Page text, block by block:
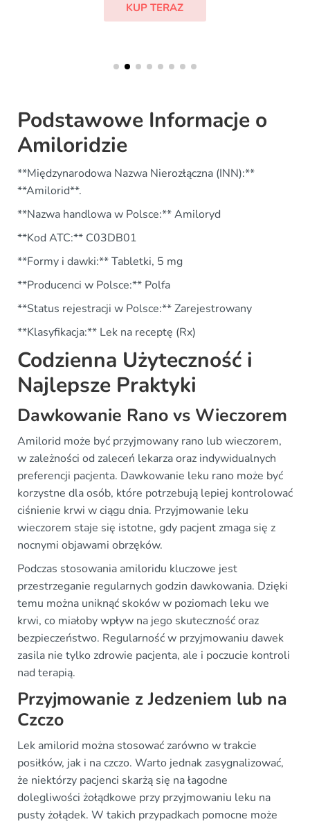
KUP TERAZ
Podstawowe Informacje o
Amiloridzie
**Międzynarodowa Nazwa Nierozłączna (INN):**
**Amilorid**.
**Nazwa handlowa w Polsce:** Amiloryd
**Kod ATC:** C03DB01
**Formy i dawki:** Tabletki, 5 mg
**Producenci w Polsce:** Polfa
**Status rejestracji w Polsce:** Zarejestrowany
**Klasyfikacja:** Lek na receptę (Rx)
Codzienna Użyteczność i
Najlepsze Praktyki
Dawkowanie Rano vs Wieczorem
Amilorid może być przyjmowany rano lub wieczorem,
w zależności od zaleceń lekarza oraz indywidualnych
preferencji pacjenta. Dawkowanie leku rano może być
korzystne dla osób, które potrzebują lepiej kontrolować
ciśnienie krwi w ciągu dnia. Przyjmowanie leku
wieczorem staje się istotne, gdy pacjent zmaga się z
nocnymi objawami obrzęków.
Podczas stosowania amiloridu kluczowe jest
przestrzeganie regularnych godzin dawkowania. Dzięki
temu można uniknąć skoków w poziomach leku we
krwi, co miałoby wpływ na jego skuteczność oraz
bezpieczeństwo. Regularność w przyjmowaniu dawek
zasila nie tylko zdrowie pacjenta, ale i poczucie kontroli
nad terapią.
Przyjmowanie z Jedzeniem lub na
Czczo
Lek amilorid można stosować zarówno w trakcie
posiłków, jak i na czczo. Warto jednak zasygnalizować,
że niektórzy pacjenci skarżą się na łagodne
dolegliwości żołądkowe przy przyjmowaniu leku na
pusty żołądek. W takich przypadkach pomocne może